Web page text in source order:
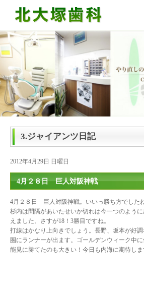
3.ジャイアンツ日記
2012年4月29日 日曜日
4月２８日 巨人対阪神戦
4月２８日 巨人対阪神戦。いいっ勝ち方でした
杉内は間隔があいたせいか切れは今一つのよう
えました。さすが18！3勝目ですね。
打線はかなり上向きでしょう。長野、坂本が好
圏にランナーが出ます。ゴールデンウィーク中に
能見に勝てたのも大きい！今日も内海に期待しま